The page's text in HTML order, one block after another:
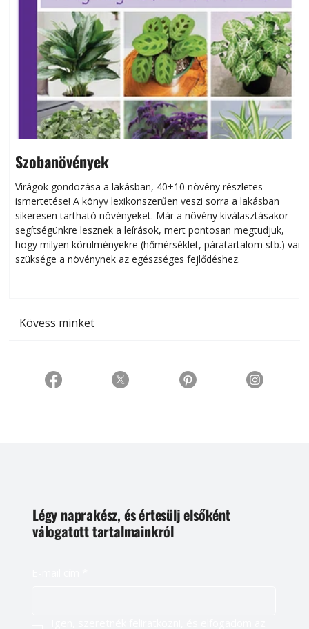
Szobanövények
Virágok gondozása a lakásban, 40+10 növény részletes
ismertetése! A könyv lexikonszerűen veszi sorra a lakásban
sikeresen tart­ha­tó növényeket. Már a növény kiválasztásakor
segítségünkre lesznek a leírások, mert pontosan megtudjuk,
hogy milyen körülményekre (hőmérséklet, páratartalom stb.) van
szüksége a növénynek az egészséges fejlődéshez.
Kövess minket
Légy naprakész, és értesülj elsőként
válogatott tartalmainkról